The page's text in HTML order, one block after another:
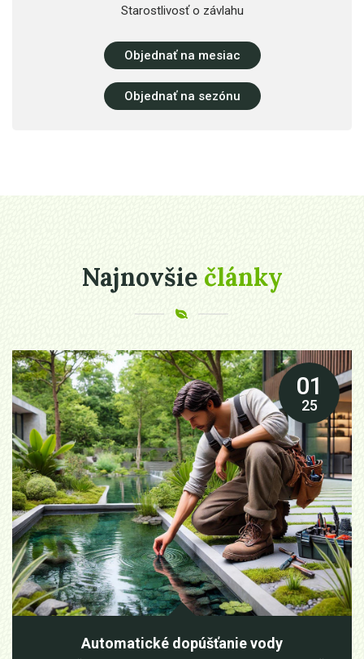
Starostlivosť o závlahu
Objednať na mesiac
Objednať na sezónu
Najnovšie články
Automatické dopúšťanie vody
01
25